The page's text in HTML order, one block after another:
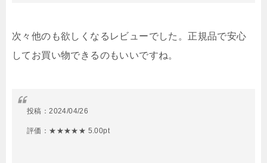
次々他のも欲しくなるレビューでした。正規品で安心
してお買い物できるのもいいですね。
投稿：2024/04/26
評価：★★★★★ 5.00pt